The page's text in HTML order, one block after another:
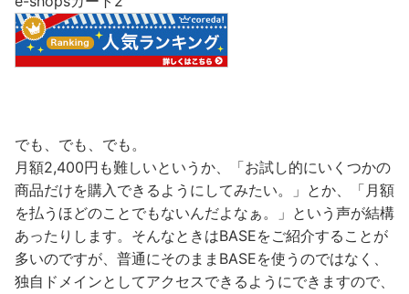
でも、でも、でも。
月額2,400円も難しいというか、「お試し的にいくつかの
商品だけを購入できるようにしてみたい。」とか、「月額
を払うほどのことでもないんだよなぁ。」という声が結構
あったりします。そんなときはBASEをご紹介することが
多いのですが、普通にそのままBASEを使うのではなく、
独自ドメインとしてアクセスできるようにできますので、